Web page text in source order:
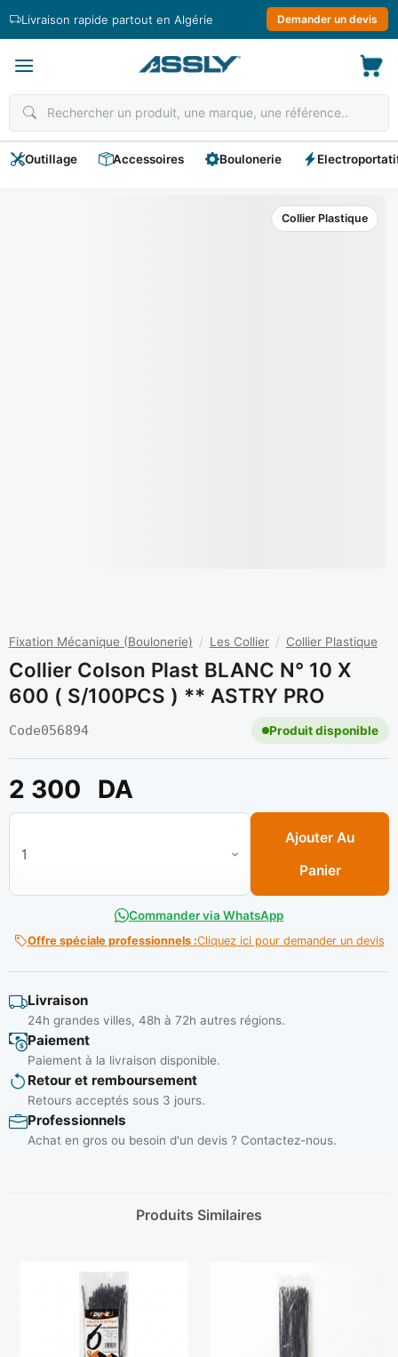
Livraison rapide partout en Algérie Demander un devis
Outillage Accessoires Boulonerie
Collier Plastique
Fixation Mécanique (Boulonerie) / Les Collier / Collier Plastique
Collier Colson Plast BLANC N° 10 X
600 ( S/100PCS ) ** ASTRY PRO
Code056894 Produit disponible
2 300 DA
quantité de Collier Colson Plast BLANC N° 10 x 600 ( S/
Ajouter Au
Panier
Commander via WhatsApp
Offre spéciale professionnels :Cliquez ici pour demander un devis
Livraison
24h grandes villes, 48h à 72h autres régions.
Paiement
Paiement à la livraison disponible.
Retour et remboursement
Retours acceptés sous 3 jours.
Professionnels
Achat en gros ou besoin d'un devis ? Contactez-nous.
Produits Similaires